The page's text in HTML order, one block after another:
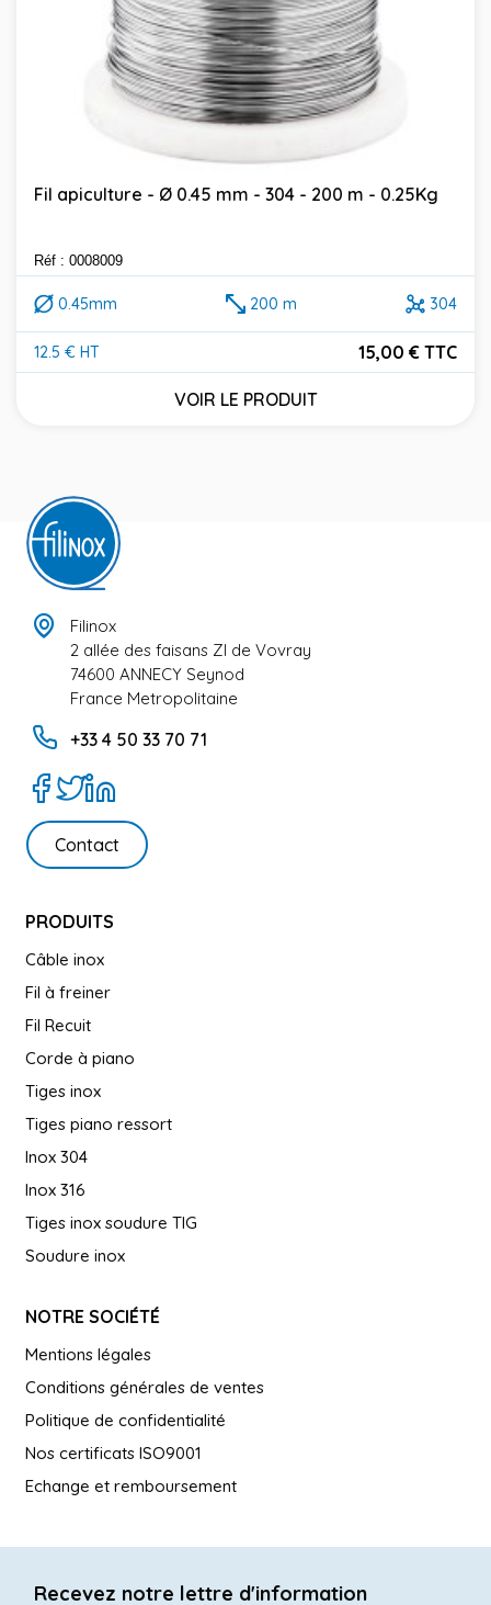
Fil apiculture - Ø 0.45 mm - 304 - 200 m - 0.25Kg
Réf : 0008009
0.45mm 200 m 304
12.5 € HT
Prix
15,00 € TTC
VOIR LE PRODUIT
Filinox
2 allée des faisans ZI de Vovray
74600 ANNECY Seynod
France Metropolitaine
+33 4 50 33 70 71
Contact
PRODUITS
Câble inox
Fil à freiner
Fil Recuit
Corde à piano
Tiges inox
Tiges piano ressort
Inox 304
Inox 316
Tiges inox soudure TIG
Soudure inox
NOTRE SOCIÉTÉ
Mentions légales
Conditions générales de ventes
Politique de confidentialité
Nos certificats ISO9001
Echange et remboursement
Recevez notre lettre d'information